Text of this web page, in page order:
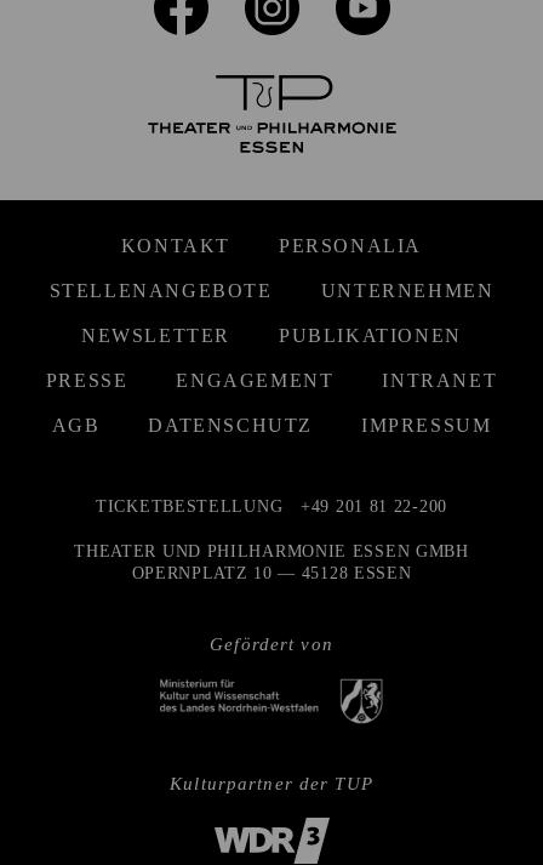
KONTAKT PERSONALIA
STELLENANGEBOTE UNTERNEHMEN
NEWSLETTER PUBLIKATIONEN
PRESSE ENGAGEMENT INTRANET
AGB DATENSCHUTZ IMPRESSUM
Gefördert von
TICKETBESTELLUNG +49 201 81 22-200
THEATER UND PHILHARMONIE ESSEN GMBH
OPERNPLATZ 10 — 45128 ESSEN
Kulturpartner der TUP